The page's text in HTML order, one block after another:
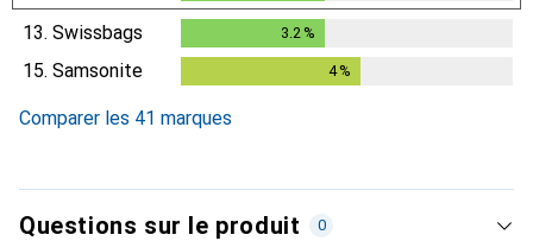
13. Swissbags 3.2 %
15. Samsonite 4%
Comparer les 41 marques
Questions sur le produit 0